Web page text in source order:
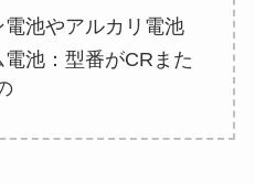
池やアルカリ電池
池：型番がCRまた